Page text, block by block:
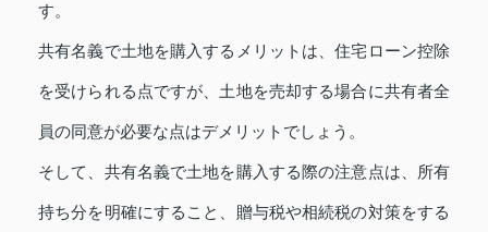
す。
共有名義で土地を購入するメリットは、住宅ローン控除
を受けられる点ですが、土地を売却する場合に共有者全
員の同意が必要な点はデメリットでしょう。
そして、共有名義で土地を購入する際の注意点は、所有
持ち分を明確にすること、贈与税や相続税の対策をする